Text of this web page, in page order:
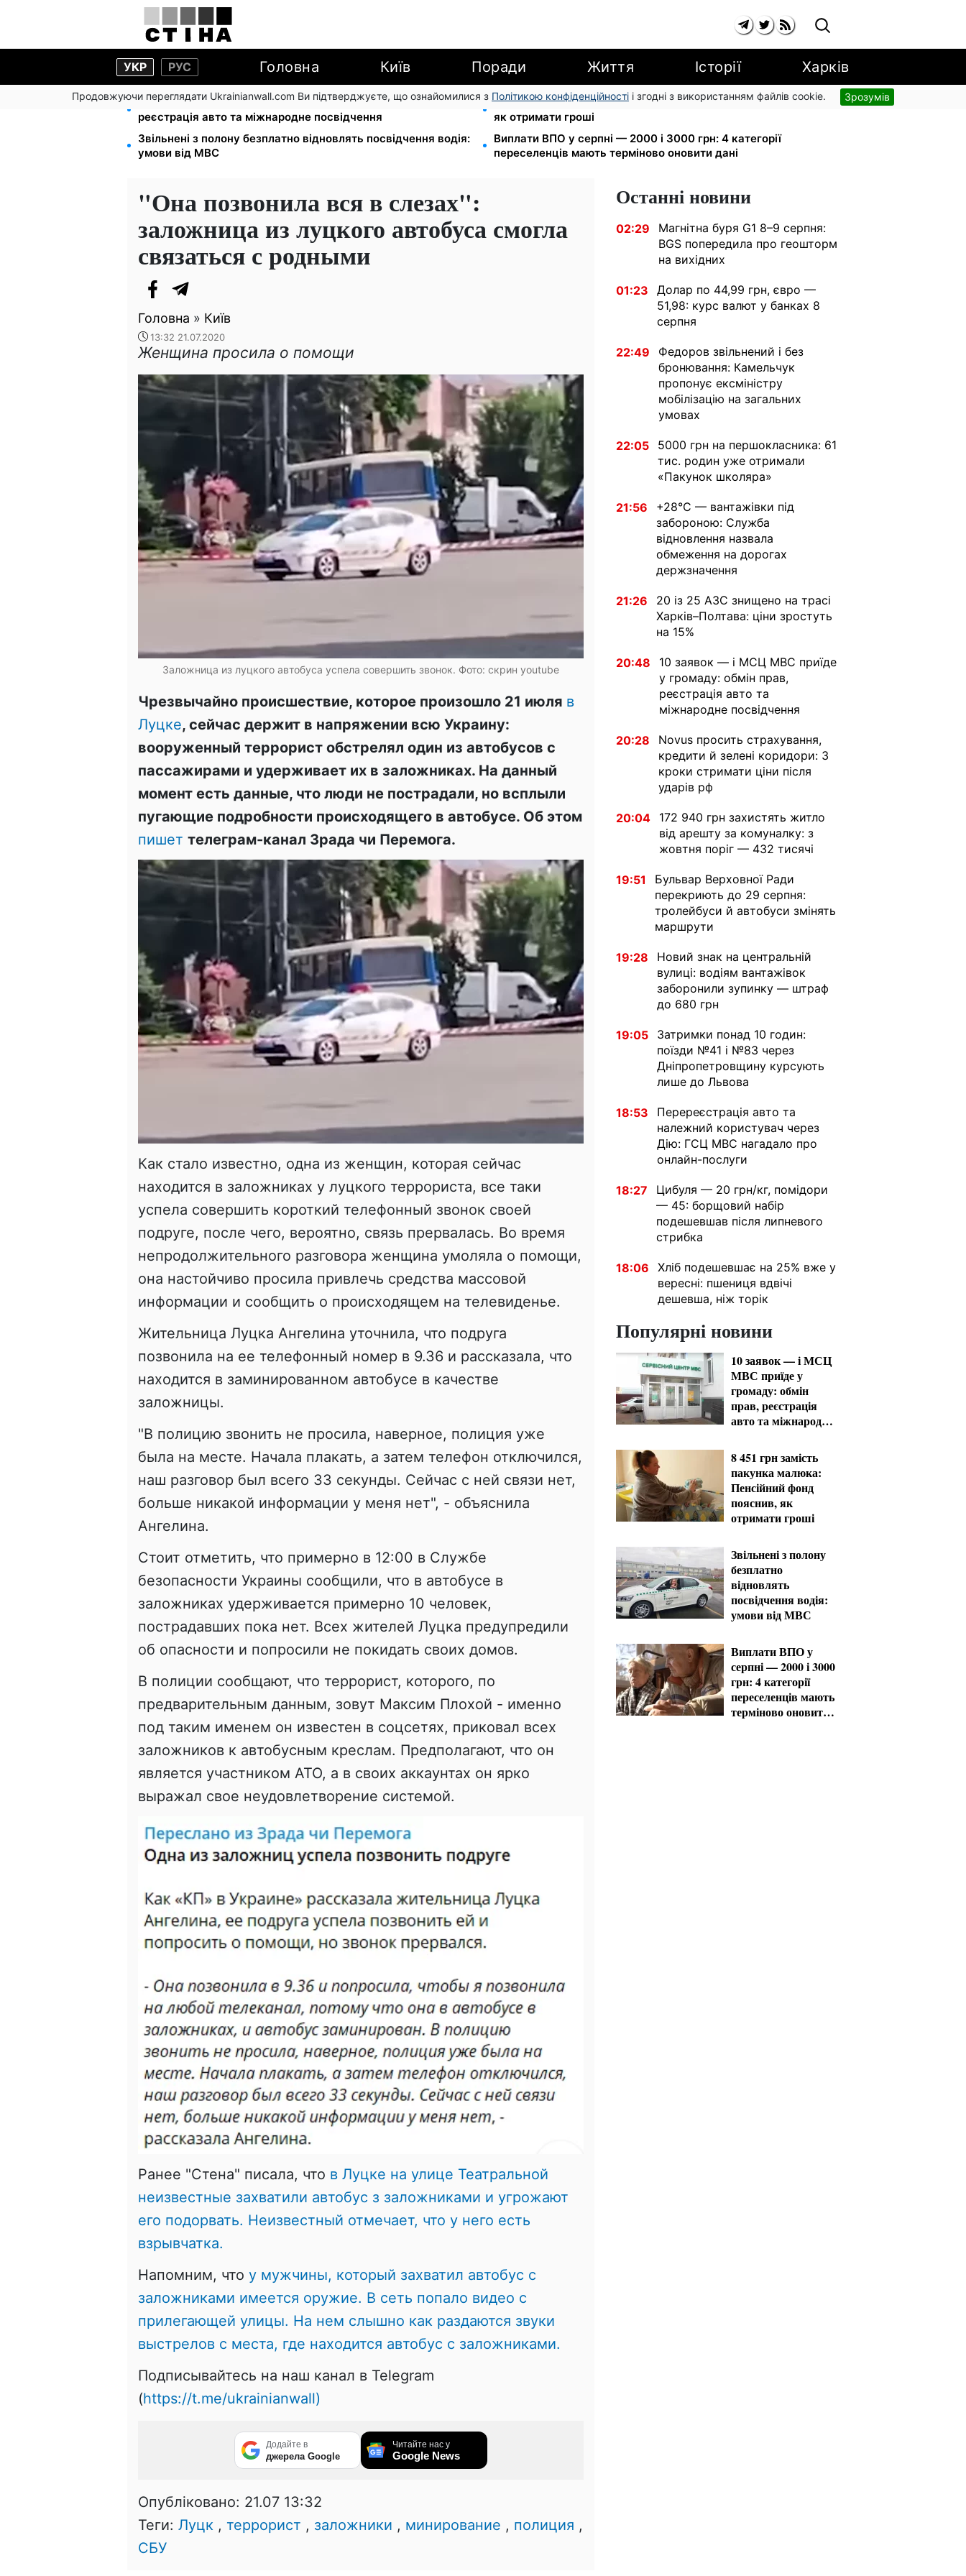
УКР РУС Головна Київ Поради Життя Історії Харків
Продовжуючи переглядати Ukrainianwall.com Ви підтверджуєте, що ознайомилися з Політикою конфіденційності і згодні з використанням файлів cookie. Зрозумів
10 заявок — і МСЦ МВС приїде у громаду: обмін прав,
реєстрація авто та міжнародне посвідчення
8 451 грн замість пакунка малюка: Пенсійний фонд пояснив,
як отримати гроші
Звільнені з полону безплатно відновлять посвідчення водія:
умови від МВС
Виплати ВПО у серпні — 2000 і 3000 грн: 4 категорії
переселенців мають терміново оновити дані
"Она позвонила вся в слезах":
заложница из луцкого автобуса смогла
связаться с родными
Головна » Київ
13:32 21.07.2020
Женщина просила о помощи
Заложница из луцкого автобуса успела совершить звонок. Фото: скрин youtube
Чрезвычайно происшествие, которое произошло 21 июля в
Луцке, сейчас держит в напряжении всю Украину:
вооруженный террорист обстрелял один из автобусов с
пассажирами и удерживает их в заложниках. На данный
момент есть данные, что люди не пострадали, но всплыли
пугающие подробности происходящего в автобусе. Об этом
пишет телеграм-канал Зрада чи Перемога.
Как стало известно, одна из женщин, которая сейчас
находится в заложниках у луцкого террориста, все таки
успела совершить короткий телефонный звонок своей
подруге, после чего, вероятно, связь прервалась. Во время
непродолжительного разговора женщина умоляла о помощи,
она настойчиво просила привлечь средства массовой
информации и сообщить о происходящем на телевиденье.
Жительница Луцка Ангелина уточнила, что подруга
позвонила на ее телефонный номер в 9.36 и рассказала, что
находится в заминированном автобусе в качестве
заложницы.
"В полицию звонить не просила, наверное, полиция уже
была на месте. Начала плакать, а затем телефон отключился,
наш разговор был всего 33 секунды. Сейчас с ней связи нет,
больше никакой информации у меня нет", - объяснила
Ангелина.
Стоит отметить, что примерно в 12:00 в Службе
безопасности Украины сообщили, что в автобусе в
заложниках удерживается примерно 10 человек,
пострадавших пока нет. Всех жителей Луцка предупредили
об опасности и попросили не покидать своих домов.
В полиции сообщают, что террорист, которого, по
предварительным данным, зовут Максим Плохой - именно
под таким именем он известен в соцсетях, приковал всех
заложников к автобусным креслам. Предполагают, что он
является участником АТО, а в своих аккаунтах он ярко
выражал свое неудовлетворение системой.
Ранее "Стена" писала, что в Луцке на улице Театральной
неизвестные захватили автобус з заложниками и угрожают
его подорвать. Неизвестный отмечает, что у него есть
взрывчатка.
Напомним, что у мужчины, который захватил автобус с
заложниками имеется оружие. В сеть попало видео с
прилегающей улицы. На нем слышно как раздаются звуки
выстрелов с места, где находится автобус с заложниками.
Подписывайтесь на наш канал в Telegram
(https://t.me/ukrainianwall)
Додайте в
джерела Google
Читайте нас у
Google News
Опубліковано: 21.07 13:32
Теги: Луцк , террорист , заложники , минирование , полиция ,
СБУ
Останні новини
02:29
Магнітна буря G1 8–9 серпня:
BGS попередила про геошторм
на вихідних
01:23
Долар по 44,99 грн, євро —
51,98: курс валют у банках 8
серпня
22:49
Федоров звільнений і без
бронювання: Камельчук
пропонує ексміністру
мобілізацію на загальних
умовах
22:05
5000 грн на першокласника: 61
тис. родин уже отримали
«Пакунок школяра»
21:56
+28°C — вантажівки під
забороною: Служба
відновлення назвала
обмеження на дорогах
держзначення
21:26
20 із 25 АЗС знищено на трасі
Харків–Полтава: ціни зростуть
на 15%
20:48
10 заявок — і МСЦ МВС приїде
у громаду: обмін прав,
реєстрація авто та
міжнародне посвідчення
20:28
Novus просить страхування,
кредити й зелені коридори: 3
кроки стримати ціни після
ударів рф
20:04
172 940 грн захистять житло
від арешту за комуналку: з
жовтня поріг — 432 тисячі
19:51
Бульвар Верховної Ради
перекриють до 29 серпня:
тролейбуси й автобуси змінять
маршрути
19:28
Новий знак на центральній
вулиці: водіям вантажівок
заборонили зупинку — штраф
до 680 грн
19:05
Затримки понад 10 годин:
поїзди №41 і №83 через
Дніпропетровщину курсують
лише до Львова
18:53
Перереєстрація авто та
належний користувач через
Дію: ГСЦ МВС нагадало про
онлайн-послуги
18:27
Цибуля — 20 грн/кг, помідори
— 45: борщовий набір
подешевшав після липневого
стрибка
18:06
Хліб подешевшає на 25% вже у
вересні: пшениця вдвічі
дешевша, ніж торік
Популярні новини
10 заявок — і МСЦ
МВС приїде у
громаду: обмін
прав, реєстрація
авто та міжнародне
8 451 грн замість
пакунка малюка:
Пенсійний фонд
пояснив, як
отримати гроші
Звільнені з полону
безплатно
відновлять
посвідчення водія:
умови від МВС
Виплати ВПО у
серпні — 2000 і 3000
грн: 4 категорії
переселенців мають
терміново оновити